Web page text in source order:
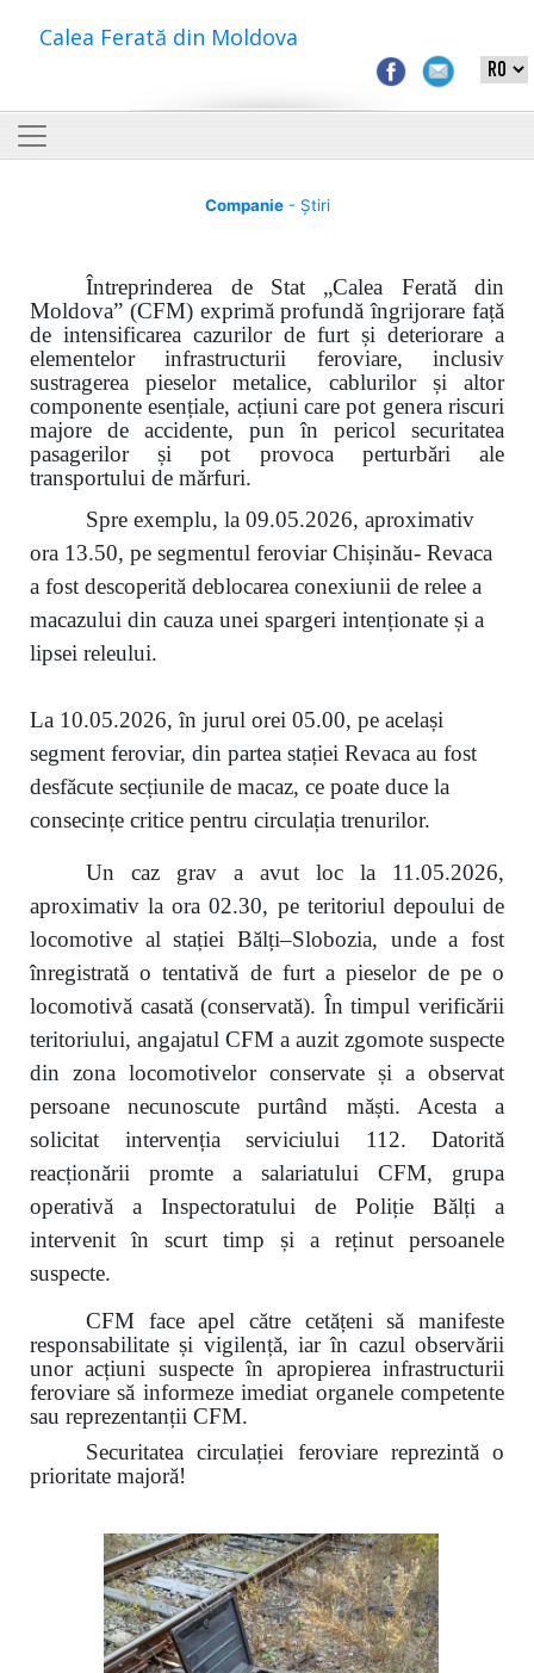
Calea Ferată din Moldova
Companie- Știri
Întreprinderea de Stat „Calea Ferată din
Moldova” (CFM) exprimă profundă îngrijorare față
de intensificarea cazurilor de furt și deteriorare a
elementelor infrastructurii feroviare, inclusiv
sustragerea pieselor metalice, cablurilor și altor
componente esențiale, acțiuni care pot genera riscuri
majore de accidente, pun în pericol securitatea
pasagerilor și pot provoca perturbări ale
transportului de mărfuri.
Spre exemplu, la 09.05.2026, aproximativ
ora 13.50, pe segmentul feroviar Chișinău- Revaca
a fost descoperită deblocarea conexiunii de relee a
macazului din cauza unei spargeri intenționate și a
lipsei releului.
La 10.05.2026, în jurul orei 05.00, pe același
segment feroviar, din partea stației Revaca au fost
desfăcute secțiunile de macaz, ce poate duce la
consecințe critice pentru circulația trenurilor.
Un caz grav a avut loc la 11.05.2026,
aproximativ la ora 02.30, pe teritoriul depoului de
locomotive al stației Bălți–Slobozia, unde a fost
înregistrată o tentativă de furt a pieselor de pe o
locomotivă casată (conservată). În timpul verificării
teritoriului, angajatul CFM a auzit zgomote suspecte
din zona locomotivelor conservate și a observat
persoane necunoscute purtând măști. Acesta a
solicitat intervenția serviciului 112. Datorită
reacționării promte a salariatului CFM, grupa
operativă a Inspectoratului de Poliție Bălți a
intervenit în scurt timp și a reținut persoanele
suspecte.
CFM face apel către cetățeni să manifeste
responsabilitate și vigilență, iar în cazul observării
unor acțiuni suspecte în apropierea infrastructurii
feroviare să informeze imediat organele competente
sau reprezentanții CFM.
Securitatea circulației feroviare reprezintă o
prioritate majoră!